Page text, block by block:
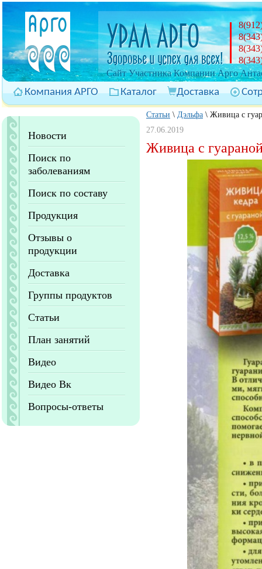
Cайт Участника Компании Арго
Компания АРГО Каталог Доставка
Новости
Поиск по
заболеваниям
Поиск по составу
Продукция
Отзывы о
продукции
Доставка
Группы продуктов
Статьи
План занятий
Видео
Видео Вк
Вопросы-ответы
Статьи \ Дэльфа \ Живица с
27.06.2019
Живица с